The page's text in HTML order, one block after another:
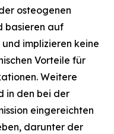
osteogenen
basieren auf
implizieren keine
Vorteile für
Weitere
in den bei der
eingereichten
darunter der